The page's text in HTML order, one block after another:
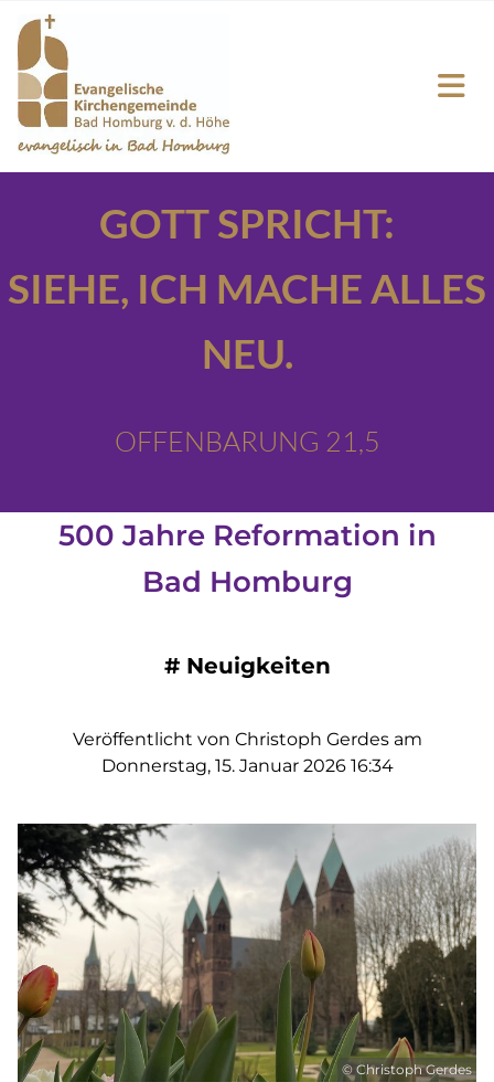
GOTT SPRICHT:
SIEHE, ICH MACHE ALLES
NEU.
OFFENBARUNG 21,5
500 Jahre Reformation in
Bad Homburg
# Neuigkeiten
Veröffentlicht von Christoph Gerdes am
Donnerstag, 15. Januar 2026 16:34
© Christoph Gerdes